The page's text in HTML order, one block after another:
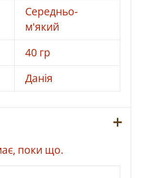
Середньо-
м'який
40 гр
Данія
поки що.